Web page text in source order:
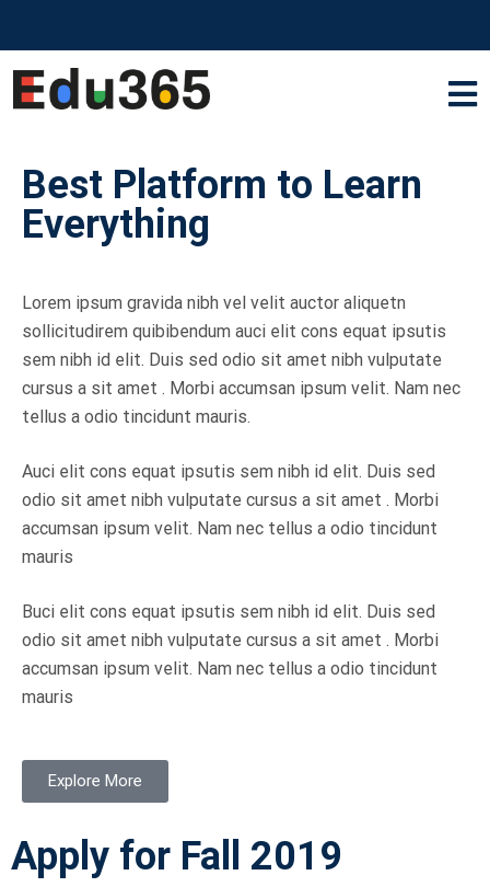
Best Platform to Learn
Everything
Lorem ipsum gravida nibh vel velit auctor aliquetn
sollicitudirem quibibendum auci elit cons equat ipsutis
sem nibh id elit. Duis sed odio sit amet nibh vulputate
cursus a sit amet . Morbi accumsan ipsum velit. Nam nec
tellus a odio tincidunt mauris.
Auci elit cons equat ipsutis sem nibh id elit. Duis sed
odio sit amet nibh vulputate cursus a sit amet . Morbi
accumsan ipsum velit. Nam nec tellus a odio tincidunt
mauris
Buci elit cons equat ipsutis sem nibh id elit. Duis sed
odio sit amet nibh vulputate cursus a sit amet . Morbi
accumsan ipsum velit. Nam nec tellus a odio tincidunt
mauris
Explore More
Apply for Fall 2019